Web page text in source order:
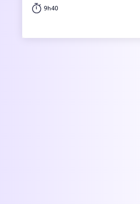
9h40